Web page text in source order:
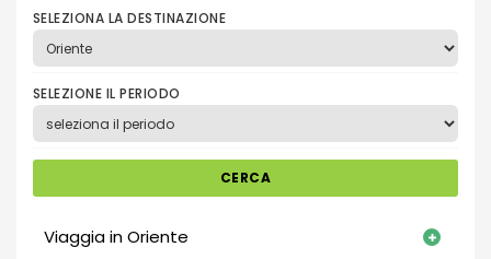
SELEZIONA LA DESTINAZIONE
SELEZIONE IL PERIODO
CERCA
Viaggia in Oriente